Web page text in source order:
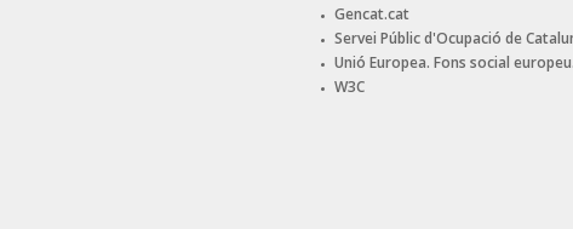
Gencat.cat
Servei Públic d'Ocupació de
Unió Europea. Fons social europeu.
W3C